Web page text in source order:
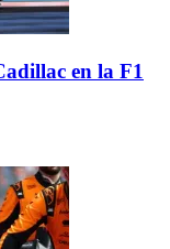
en la F1